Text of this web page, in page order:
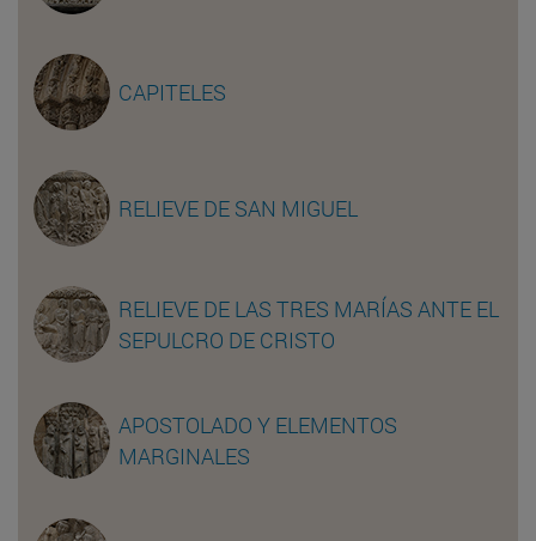
CAPITELES
RELIEVE DE SAN MIGUEL
RELIEVE DE LAS TRES MARÍAS ANTE EL
SEPULCRO DE CRISTO
APOSTOLADO Y ELEMENTOS
MARGINALES